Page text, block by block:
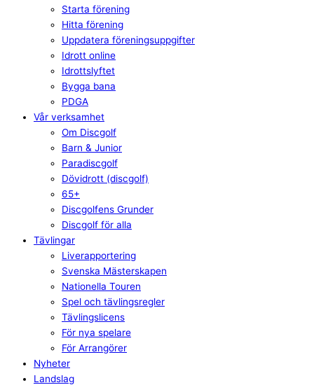
Starta förening
Hitta förening
Uppdatera föreningsuppgifter
Idrott online
Idrottslyftet
Bygga bana
PDGA
Vår verksamhet
Om Discgolf
Barn & Junior
Paradiscgolf
Dövidrott (discgolf)
65+
Discgolfens Grunder
Discgolf för alla
Tävlingar
Liverapportering
Svenska Mästerskapen
Nationella Touren
Spel och tävlingsregler
Tävlingslicens
För nya spelare
För Arrangörer
Nyheter
Landslag